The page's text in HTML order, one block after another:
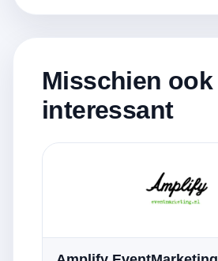
Misschien ook
interessant